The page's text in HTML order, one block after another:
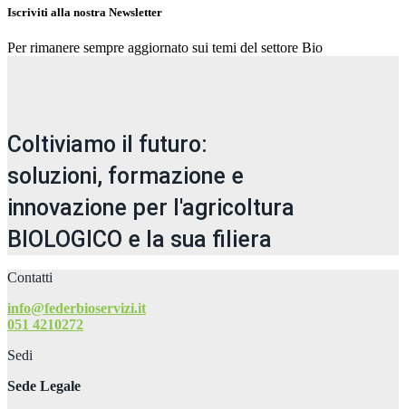
Iscriviti alla nostra Newsletter
Per rimanere sempre aggiornato sui temi del settore Bio
Coltiviamo il futuro:
soluzioni, formazione e
innovazione per l'agricoltura
BIOLOGICO e la sua filiera
Contatti
info@federbioservizi.it
051 4210272
Sedi
Sede Legale